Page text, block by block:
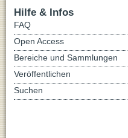
Hilfe & Infos
FAQ
Open Access
Bereiche und Sammlungen
Veröffentlichen
Suchen